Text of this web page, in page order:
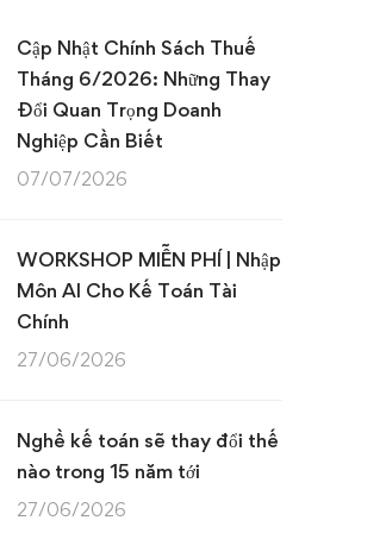
Cập Nhật Chính Sách Thuế
Tháng 6/2026: Những Thay
Đổi Quan Trọng Doanh
Nghiệp Cần Biết
07/07/2026
WORKSHOP MIỄN PHÍ | Nhập
Môn AI Cho Kế Toán Tài
Chính
27/06/2026
Nghề kế toán sẽ thay đổi thế
nào trong 15 năm tới
27/06/2026